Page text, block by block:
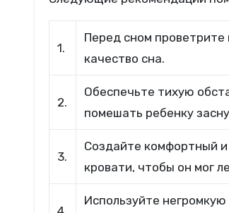
1.
Перед сном
качество сна.
2.
Обеспечьте тихую
помешать ребенку
3.
Создайте комфортный и
кровати, чтобы он мог
Используйте